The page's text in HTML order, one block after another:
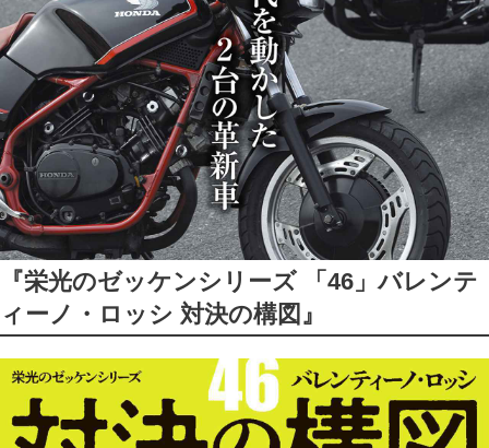
『栄光のゼッケンシリーズ 「46」バレンテ
ィーノ・ロッシ 対決の構図』